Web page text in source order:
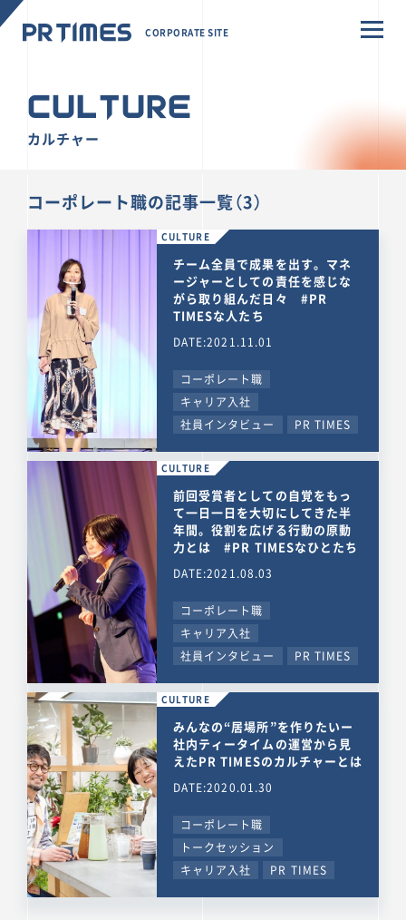
CORPORATE SITE
CULTURE
カルチャー
コーポレート職の記事一覧（3）
CULTURE
チーム全員で成果を出す。マネ
ージャーとしての責任を感じな
がら取り組んだ日々 #PR
TIMESな人たち
DATE:2021.11.01
コーポレート職
キャリア入社
社員インタビュー
PR TIMES
CULTURE
前回受賞者としての自覚をもっ
て一日一日を大切にしてきた半
年間。役割を広げる行動の原動
力とは #PR TIMESなひとたち
DATE:2021.08.03
コーポレート職
キャリア入社
社員インタビュー
PR TIMES
CULTURE
みんなの“居場所”を作りたいー
社内ティータイムの運営から見
えたPR TIMESのカルチャーとは
DATE:2020.01.30
コーポレート職
トークセッション
キャリア入社
PR TIMES